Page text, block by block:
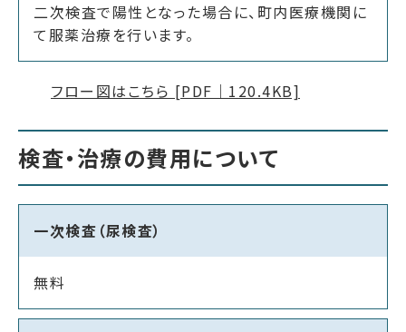
二次検査で陽性となった場合に、町内医療機関に
て服薬治療を行います。
フロー図はこちら [PDF｜120.4KB]
検査・治療の費用について
一次検査（尿検査）
無料